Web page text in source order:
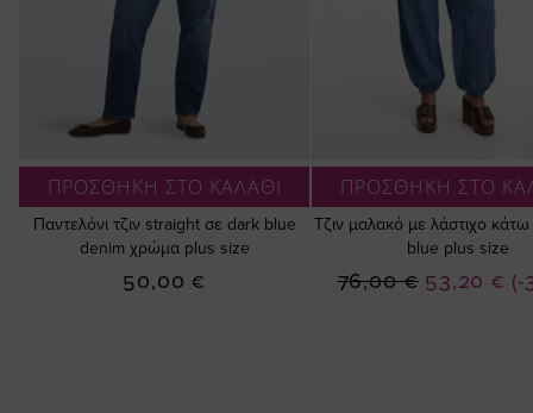
ΠΡΟΣΘΗΚΗ ΣΤΟ ΚΑΛΑΘΙ
Παντελόνι τζιν straight σε dark blue
denim χρώμα plus size
50,00 €
ΠΡΟΣΘΗΚΗ ΣΤΟ
Τζιν μαλακό με λάστιχο
blue plus size
(-
Ειδική
53,20 €
76,00 €